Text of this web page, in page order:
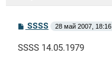
С
о
б
SSSS 28 май 2007, 18:16
SSSS 14.05.1979